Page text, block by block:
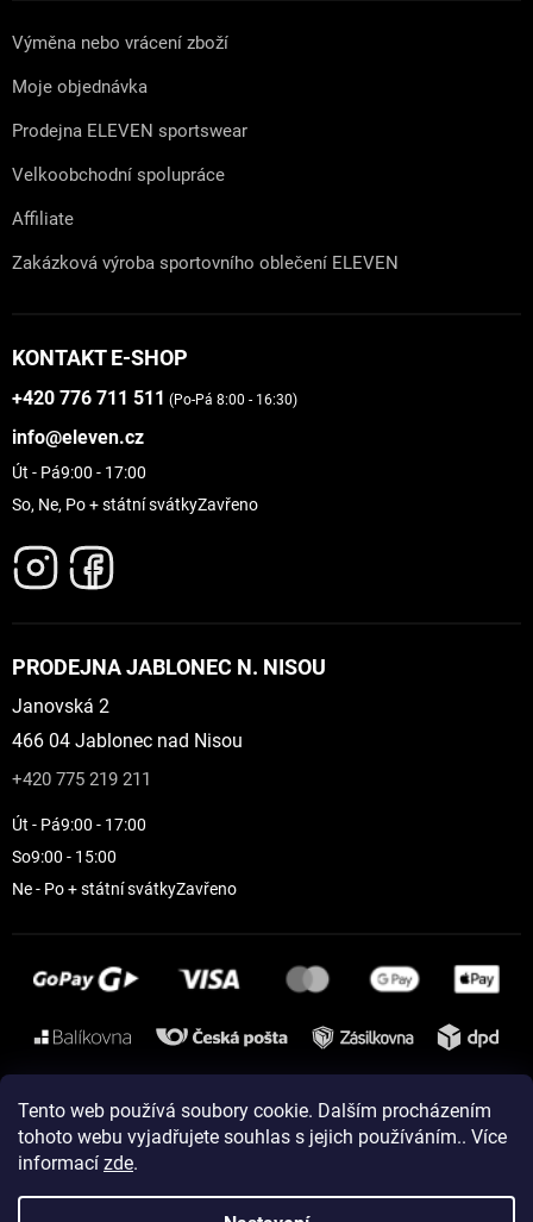
Tento web používá soubory cookie. Dalším procházením
tohoto webu vyjadřujete souhlas s jejich používáním.. Více
informací zde.
Výměna nebo vrácení zboží
Moje objednávka
Prodejna ELEVEN sportswear
Velkoobchodní spolupráce
Affiliate
Zakázková výroba sportovního oblečení ELEVEN
KONTAKT E-SHOP
+420 776 711 511 (Po-Pá 8:00 - 16:30)
info@eleven.cz
Út - Pá9:00 - 17:00
So, Ne, Po + státní svátkyZavřeno
PRODEJNA JABLONEC N. NISOU
Janovská 2
466 04 Jablonec nad Nisou
+420 775 219 211
Út - Pá9:00 - 17:00
So9:00 - 15:00
Ne - Po + státní svátkyZavřeno
Instagram
Vytvořil Shoptet